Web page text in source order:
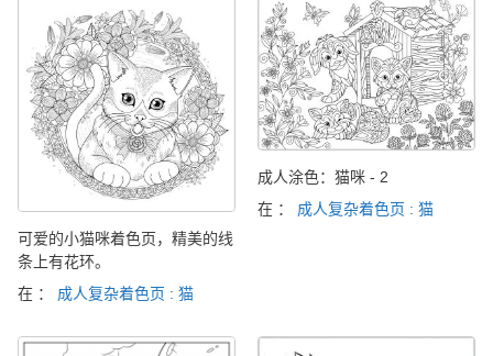
可爱的小猫咪着色页，精美的线
条上有花环。
在 ： 成人复杂着色页 : 猫
成人涂色：猫咪 - 2
在 ： 成人复杂着色页 : 猫